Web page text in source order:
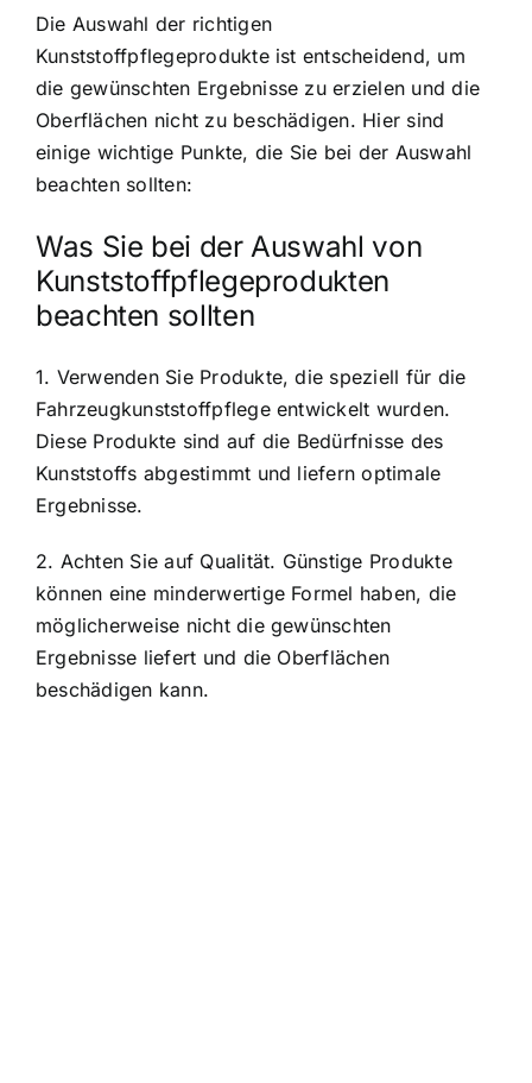
Die Auswahl der richtigen
Kunststoffpflegeprodukte ist entscheidend, um
die gewünschten Ergebnisse zu erzielen und die
Oberflächen nicht zu beschädigen. Hier sind
einige wichtige Punkte, die Sie bei der Auswahl
beachten sollten:
Was Sie bei der Auswahl von
Kunststoffpflegeprodukten
beachten sollten
1. Verwenden Sie Produkte, die speziell für die
Fahrzeugkunststoffpflege entwickelt wurden.
Diese Produkte sind auf die Bedürfnisse des
Kunststoffs abgestimmt und liefern optimale
Ergebnisse.
2. Achten Sie auf Qualität. Günstige Produkte
können eine minderwertige Formel haben, die
möglicherweise nicht die gewünschten
Ergebnisse liefert und die Oberflächen
beschädigen kann.